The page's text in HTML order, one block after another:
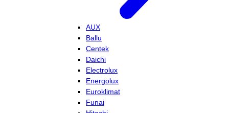
AUX
Ballu
Centek
Daichi
Electrolux
Energolux
Euroklimat
Funai